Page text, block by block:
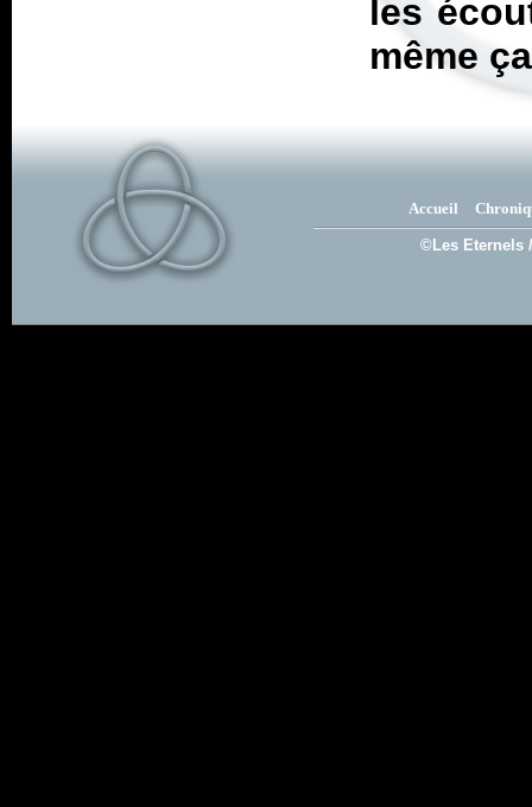
les
même
Accueil
©Les Eternels